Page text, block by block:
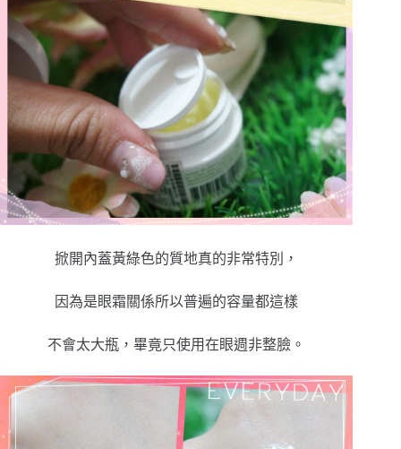
掀開內蓋黃綠色的質地真的非常特別，
因為是眼霜關係所以普遍的容量都這樣
不會太大瓶，畢竟只使用在眼週非整臉。